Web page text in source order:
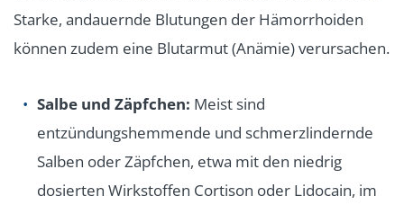
Starke, andauernde Blutungen der Hämorrhoiden
können zudem eine Blutarmut (Anämie) verursachen.
Salbe und Zäpfchen: Meist sind
entzündungshemmende und schmerzlindernde
Salben oder Zäpfchen, etwa mit den niedrig
dosierten Wirkstoffen Cortison oder Lidocain, im